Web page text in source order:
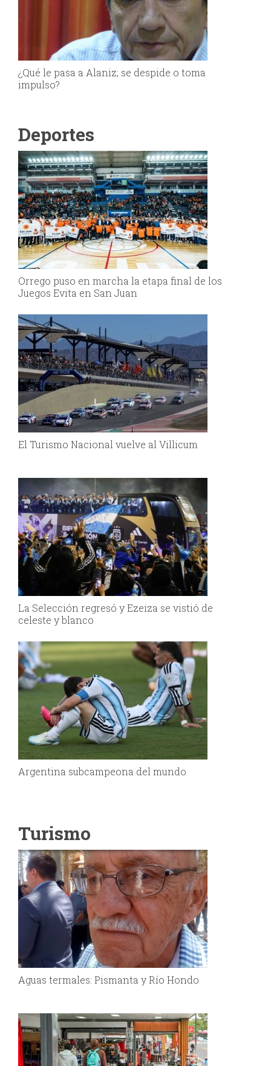
¿Qué le pasa a Alaniz; se despide o toma
impulso?
Deportes
Orrego puso en marcha la etapa final de los
Juegos Evita en San Juan
El Turismo Nacional vuelve al Villicum
La Selección regresó y Ezeiza se vistió de
celeste y blanco
Argentina subcampeona del mundo
Turismo
Aguas termales: Pismanta y Río Hondo